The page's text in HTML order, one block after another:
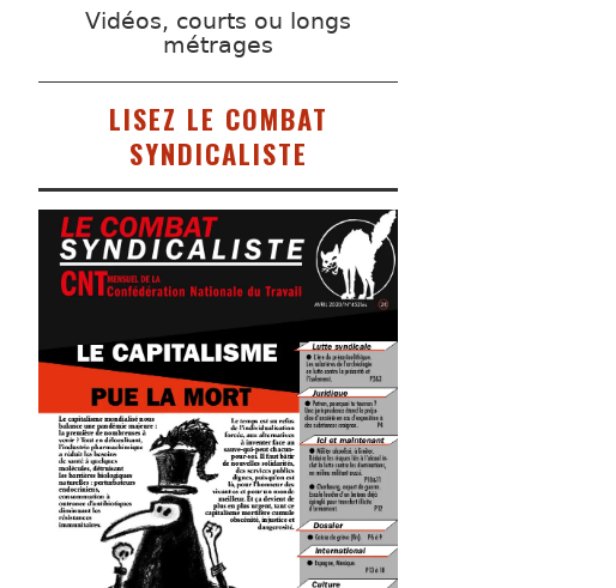
Vidéos, courts ou longs
métrages
LISEZ LE COMBAT
SYNDICALISTE